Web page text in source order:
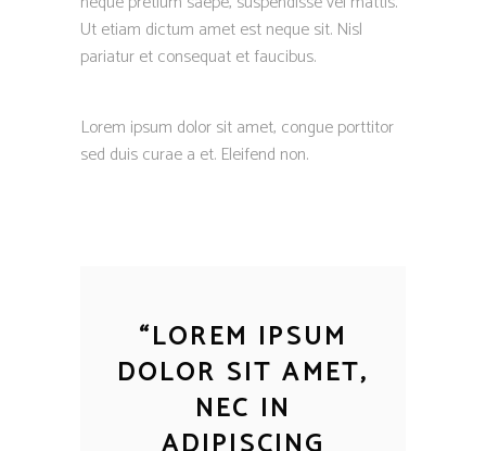
Ut etiam dictum amet est neque sit. Nisl
pariatur et consequat et faucibus.
Lorem ipsum dolor sit amet, congue porttitor
sed duis curae a et. Eleifend non.
“LOREM IPSUM
DOLOR SIT AMET,
NEC IN